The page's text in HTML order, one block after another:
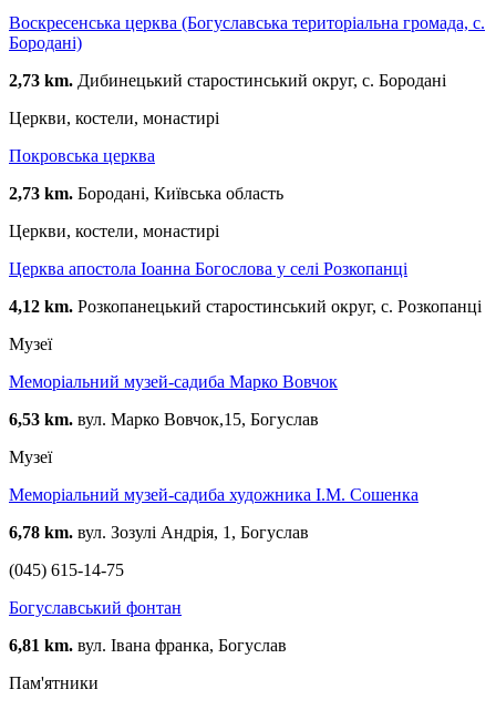
Воскресенська церква (Богуславська територіальна громада, с.
Бородані)
2,73 km. Дибинецький старостинський округ, с. Бородані
Церкви, костели, монастирі
Покровська церква
2,73 km. Бородані, Київська область
Церкви, костели, монастирі
Церква апостола Іоанна Богослова у селі Розкопанці
4,12 km. Розкопанецький старостинський округ, с. Розкопанці
Музеї
Меморіальний музей-садиба Марко Вовчок
6,53 km. вул. Марко Вовчок,15, Богуслав
Музеї
Меморіальний музей-садиба художника І.М. Сошенка
6,78 km. вул. Зозулі Андрія, 1, Богуслав
(045) 615-14-75
Богуславський фонтан
6,81 km. вул. Івана франка, Богуслав
Пам'ятники